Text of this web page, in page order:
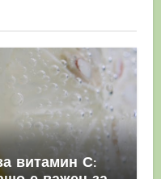
витамин С: